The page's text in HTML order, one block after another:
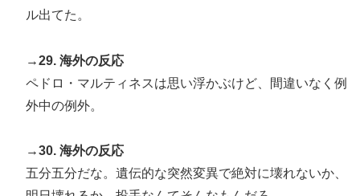
ル出てた。
→29. 海外の反応
ペドロ・マルティネスは思い浮かぶけど、間違いなく例
外中の例外。
→30. 海外の反応
五分五分だな。遺伝的な突然変異で絶対に壊れないか、